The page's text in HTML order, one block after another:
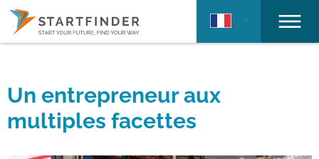
Un entrepreneur aux
multiples facettes